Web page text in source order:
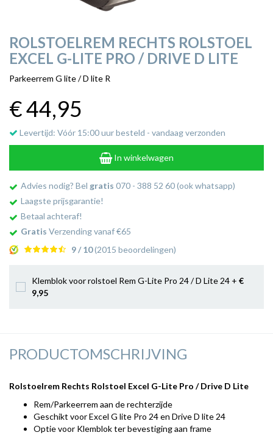
ROLSTOELREM RECHTS ROLSTOEL
EXCEL G-LITE PRO / DRIVE D LITE
Parkeerrem G lite / D lite R
€ 44,95
Levertijd: Vóór 15:00 uur besteld - vandaag verzonden
In winkelwagen
Advies nodig? Bel gratis 070 - 388 52 60 (ook whatsapp)
Laagste prijsgarantie!
Betaal achteraf!
Gratis Verzending vanaf €65
9 / 10(2015 beoordelingen)
Klemblok voor rolstoel Rem G-Lite Pro 24 / D Lite 24 + €
9,95
PRODUCTOMSCHRIJVING
Rolstoelrem Rechts Rolstoel Excel G-Lite Pro / Drive D Lite
Rem/Parkeerrem aan de rechterzijde
Geschikt voor Excel G lite Pro 24 en Drive D lite 24
Optie voor Klemblok ter bevestiging aan frame